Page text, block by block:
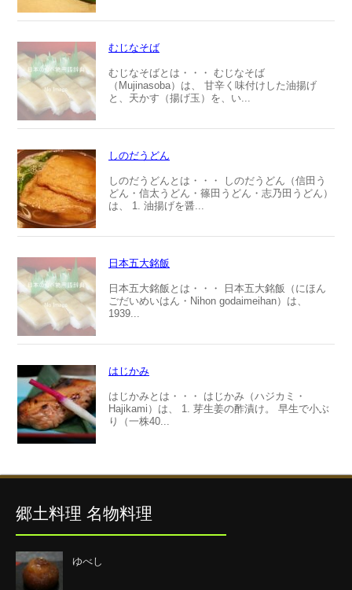
むじなそば
むじなそばとは・・・ むじなそば
（Mujinasoba）は、 甘辛く味付けした油揚げ
と、天かす（揚げ玉）を、い...
しのだうどん
しのだうどんとは・・・ しのだうどん（信田う
どん・信太うどん・篠田うどん・志乃田うどん）
は、 1. 油揚げを醤...
日本五大銘飯
日本五大銘飯とは・・・ 日本五大銘飯（にほん
ごだいめいはん・Nihon godaimeihan）は、
1939...
はじかみ
はじかみとは・・・ はじかみ（ハジカミ・
Hajikami）は、 1. 芽生姜の酢漬け。 早生で小ぶ
り（一株40...
郷土料理 名物料理
ゆべし